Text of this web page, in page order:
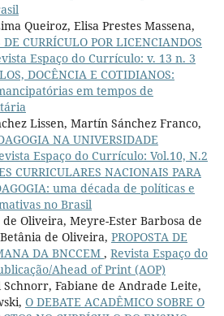
Queiroz, Elisa Prestes Massena,
DE CURRÍCULO POR LICENCIANDOS
Espaço do Currículo: v. 13 n. 3
DOCÊNCIA E COTIDIANOS:
em tempos de
Lissen, Martín Sánchez Franco,
NA UNIVERSIDADE
Espaço do Currículo: Vol.10, N.2
CURRICULARES NACIONAIS PARA
uma década de políticas e
no Brasil
Oliveira, Meyre-Ester Barbosa de
de Oliveira, PROPOSTA DE
DA BNCCEM , Revista Espaço do
Ahead of Print (AOP)
Fabiane de Andrade Leite,
O DEBATE ACADÊMICO SOBRE O